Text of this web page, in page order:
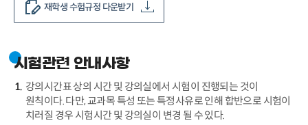
재학생 수험규정 다운받기
시험관련 안내사항
강의시간표 상의 시간 및 강의실에서 시험이 진행되는 것이
원칙이다. 다만, 교과목 특성 또는 특정사유로 인해 합반으로 시험이
치러질 경우 시험시간 및 강의실이 변경 될 수 있다.